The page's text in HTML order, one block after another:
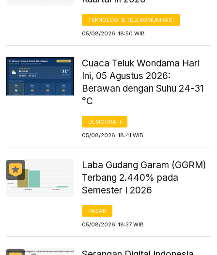
TEKNOLOGI & TELEKOMUNIKASI
05/08/2026, 18:50 WIB
Cuaca Teluk Wondama Hari
Ini, 05 Agustus 2026:
Berawan dengan Suhu 24-31
°C
DEMOGRAFI
05/08/2026, 18:41 WIB
Laba Gudang Garam (GGRM)
Terbang 2.440% pada
Semester I 2026
PASAR
05/08/2026, 18:37 WIB